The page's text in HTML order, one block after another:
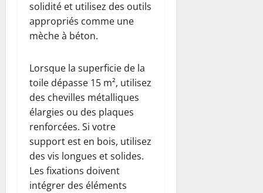
solidité et utilisez des outils
appropriés comme une
mèche à béton.
Lorsque la superficie de la
toile dépasse 15 m², utilisez
des chevilles métalliques
élargies ou des plaques
renforcées. Si votre
support est en bois, utilisez
des vis longues et solides.
Les fixations doivent
intégrer des éléments